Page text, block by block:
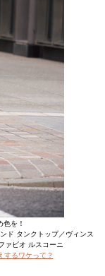
を！
ド タンクトップ／ヴィンス
ァビオ ルスコーニ
するワケって？